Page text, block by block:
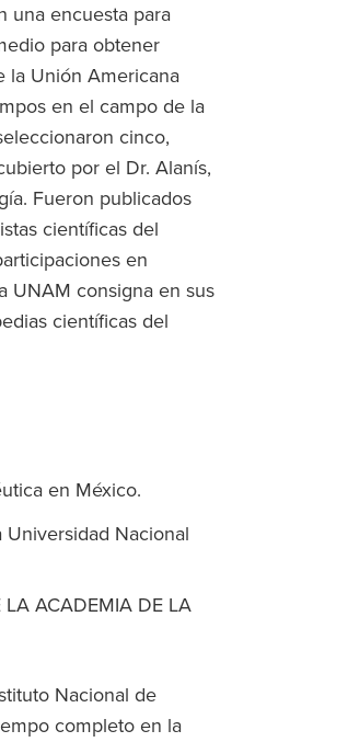
una encuesta para
para obtener
la Unión Americana
en el campo de la
cinco,
por el Dr. Alanís,
Fueron publicados
científicas del
en
UNAM consigna en sus
científicas del
en México.
Universidad Nacional
ACADEMIA DE LA
Nacional de
completo en la